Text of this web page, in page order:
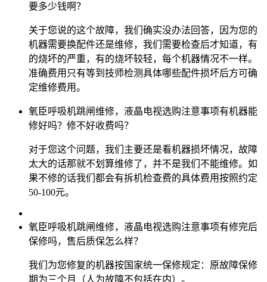
要多少钱啊？
关于您说的这个故障，我们确实没办法回答，因为您的
机器需要换配件还是维修，我们需要检查后才知道，有
的烧坏的严重，有的烧坏较轻，每个机器情况不一样。
准确费用只有等到技师检测具体哪些配件损坏后方可确
定维修费用。
氧臣呼吸机跳闸维修，液晶电视选购注意事项有机器能
修好吗？修不好收费吗？
对于您这个问题，我们主要还是看机器损坏情况，故障
太大的话那就不划算维修了，并不是我们不能维修。如
果不修的话我们都会有拆机检查费的具体费用按照约定
50-100元。
氧臣呼吸机跳闸维修，液晶电视选购注意事项有修完后
保修吗，售后质保怎么样？
我们为您修复的机器按国家统一保修规定：原故障保修
期为三个月（人为故障不包括在内）。